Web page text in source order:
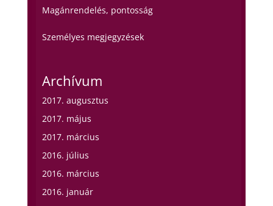
Magánrendelés, pontosság
Személyes megjegyzések
Archívum
2017. augusztus
2017. május
2017. március
2016. július
2016. március
2016. január